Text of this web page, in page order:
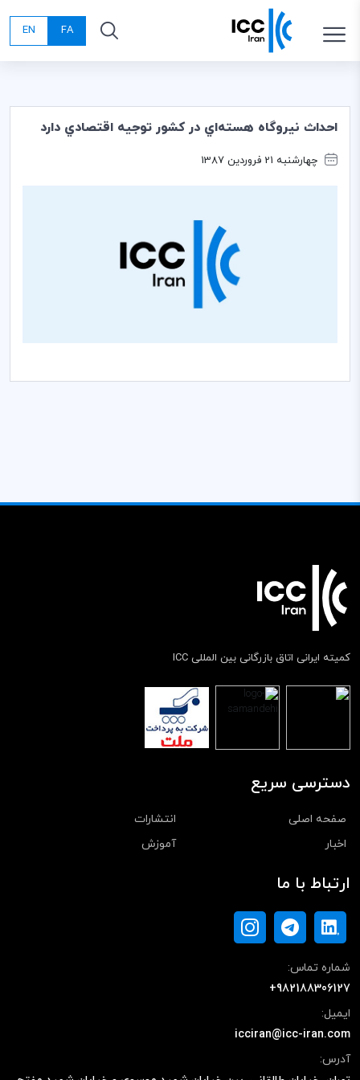
FA
EN
احداث نيروگاه هسته‌اي در كشور توجيه اقتصادي دارد
چهارشنبه 21 فروردین 1387
کمیته ایرانی اتاق بازرگانی بین المللی ICC
دسترسی سریع
صفحه اصلی
انتشارات
اخبار
آموزش
ارتباط با ما
شماره تماس:
+982188306127
ایمیل:
icciran@icc-iran.com
آدرس: